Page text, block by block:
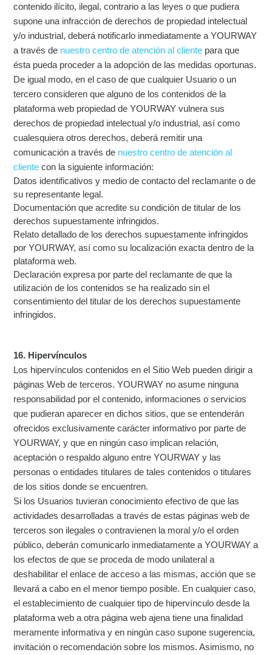
contenido ilícito, ilegal, contrario a las leyes o que pudiera
supone una infracción de derechos de propiedad intelectual
y/o industrial, deberá notificarlo inmediatamente a YOURWAY
a través de nuestro centro de atención al cliente para que
ésta pueda proceder a la adopción de las medidas oportunas.
De igual modo, en el caso de que cualquier Usuario o un
tercero consideren que alguno de los contenidos de la
plataforma web propiedad de YOURWAY vulnera sus
derechos de propiedad intelectual y/o industrial, así como
cualesquiera otros derechos, deberá remitir una
comunicación a través de nuestro centro de atención al
cliente con la siguiente información:
Datos identificativos y medio de contacto del reclamante o de
su representante legal.
Documentación que acredite su condición de titular de los
derechos supuestamente infringidos.
Relato detallado de los derechos supuestamente infringidos
por YOURWAY, así como su localización exacta dentro de la
plataforma web.
Declaración expresa por parte del reclamante de que la
utilización de los contenidos se ha realizado sin el
consentimiento del titular de los derechos supuestamente
infringidos.
16. Hipervínculos
Los hipervínculos contenidos en el Sitio Web pueden dirigir a
páginas Web de terceros. YOURWAY no asume ninguna
responsabilidad por el contenido, informaciones o servicios
que pudieran aparecer en dichos sitios, que se entenderán
ofrecidos exclusivamente carácter informativo por parte de
YOURWAY, y que en ningún caso implican relación,
aceptación o respaldo alguno entre YOURWAY y las
personas o entidades titulares de tales contenidos o titulares
de los sitios donde se encuentren.
Si los Usuarios tuvieran conocimiento efectivo de que las
actividades desarrolladas a través de estas páginas web de
terceros son ilegales o contravienen la moral y/o el orden
público, deberán comunicarlo inmediatamente a YOURWAY a
los efectos de que se proceda de modo unilateral a
deshabilitar el enlace de acceso a las mismas, acción que se
llevará a cabo en el menor tiempo posible. En cualquier caso,
el establecimiento de cualquier tipo de hipervínculo desde la
plataforma web a otra página web ajena tiene una finalidad
meramente informativa y en ningún caso supone sugerencia,
invitación o recomendación sobre los mismos. Asimismo, no